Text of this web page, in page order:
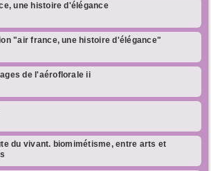
une histoire d'élégance
"air france, une histoire d'élégance"
de l'aéroflorale ii
du vivant. biomimétisme, entre arts et